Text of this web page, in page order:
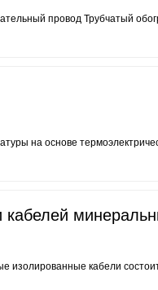
провод Трубчатый
на основе
изолированные кабели